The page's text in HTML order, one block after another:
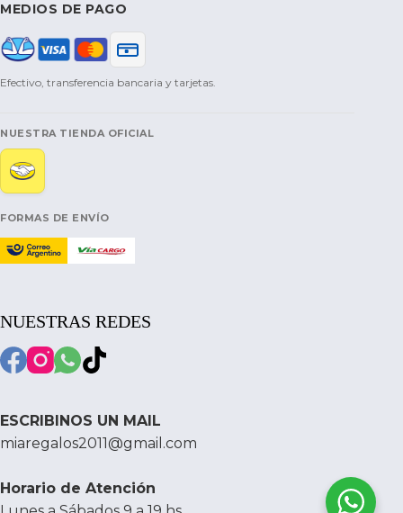
MEDIOS DE PAGO
Efectivo, transferencia bancaria y tarjetas.
NUESTRA TIENDA OFICIAL
FORMAS DE ENVÍO
NUESTRAS REDES
ESCRIBINOS UN MAIL
miaregalos2011@gmail.com
Horario de Atención